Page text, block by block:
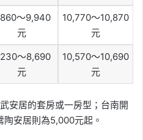
～9,940
元
10,770～10,870
元
～8,690
元
10,570～10,690
元
安居的套房或一房型；台南開
安居則為5,000元起。